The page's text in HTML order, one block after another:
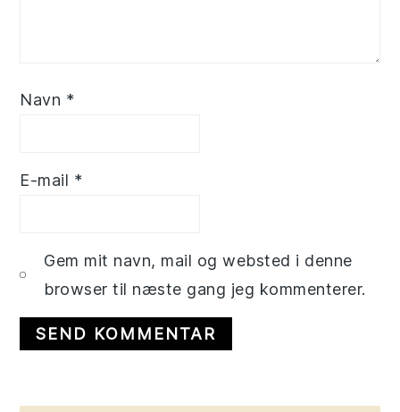
Navn *
E-mail *
Gem mit navn, mail og websted i denne
browser til næste gang jeg kommenterer.